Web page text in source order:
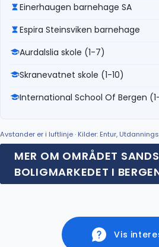
Einerhaugen barnehage SA
Espira Steinsviken barnehage
Aurdalslia skole (1-7)
Skranevatnet skole (1-10)
International School Of Bergen
Avstander er i luftlinje · Kilder: Entur,
MER OM OMRÅDET
BOLIGMARKEDET I
Vis